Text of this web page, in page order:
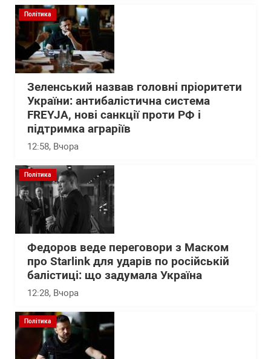
Політика
Зеленський назвав головні пріоритети
України: антибалістична система
FREYJA, нові санкції проти РФ і
підтримка аграріїв
12:58, Вчора
Політика
Федоров веде переговори з Маском
про Starlink для ударів по російській
балістиці: що задумала Україна
12:28, Вчора
Політика